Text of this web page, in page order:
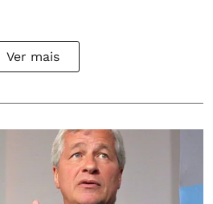
Ver mais